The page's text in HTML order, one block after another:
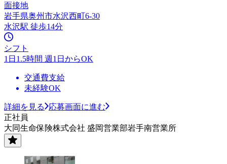
面接地
岩手県奥州市水沢西町6-30
水沢駅 徒歩14分
シフト
1日1.5時間 週1日からOK
交通費支給
未経験OK
詳細を見る
応募画面に進む
正社員
大同生命保険株式会社 盛岡営業部岩手南営業所